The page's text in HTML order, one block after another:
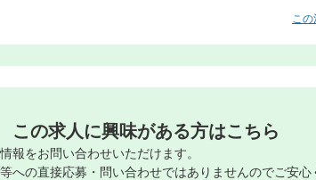
こ
この求人に興味がある方はこちら
報をお問い合わせいただけます。
への直接応募・問い合わせではありませんのでご安心